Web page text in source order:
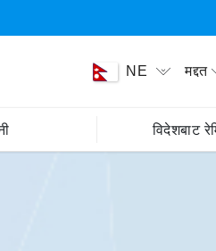
NE मद्दत
विदेशबाट